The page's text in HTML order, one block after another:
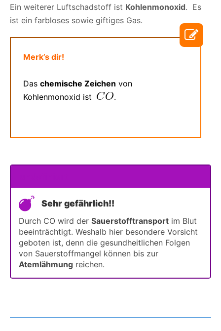
Ein weiterer Luftschadstoff ist Kohlenmonoxid. Es
ist ein farbloses sowie giftiges Gas.
Merk’s dir!
Das chemische Zeichen von
Kohlenmonoxid ist
.
Sehr gefährlich!!
Durch CO wird der Sauerstofftransport im Blut
beeinträchtigt. Weshalb hier besondere Vorsicht
geboten ist, denn die gesundheitlichen Folgen
von Sauerstoffmangel können bis zur
Atemlähmung reichen.